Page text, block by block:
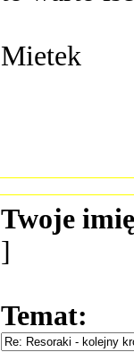
Mietek
Twoje
]
Temat: